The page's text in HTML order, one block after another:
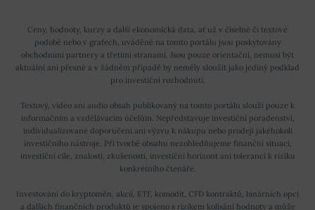
Ceny, hodnoty, kurzy a další ekonomická data, ať už v číselné či textové
podobě nebo v grafech, uváděné na tomto portálu jsou poskytovány
obchodními partnery a třetími stranami. Jsou pouze orientační, nemusí být
aktuální ani přesné a v žádném případě by neměly sloužit jako jediný podklad
pro investiční rozhodnutí.
Textový, video ani audio obsah publikovaný na tomto portálu slouží pouze k
informačním a vzdělávacím účelům. Nepředstavuje investiční poradenství,
individualizované doporučení ani výzvu k nákupu nebo prodeji jakéhokoli
investičního nástroje. Při tvorbě obsahu nezohledňujeme finanční situaci,
investiční cíle, znalosti, zkušenosti, investiční horizont ani toleranci k riziku
konkrétního čtenáře.
Investování do kryptoměn, akcií, ETF, komodit, CFD kontraktů, binárních opcí
a dalších finančních produktů je spojeno s rizikem kolísání hodnoty a může